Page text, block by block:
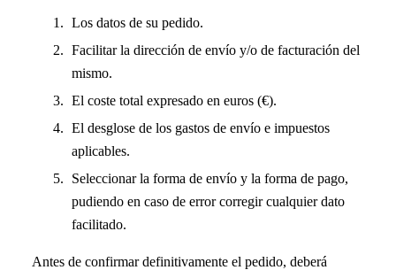
Los datos de su pedido.
Facilitar la dirección de envío y/o de facturación del
mismo.
El coste total expresado en euros (€).
El desglose de los gastos de envío e impuestos
aplicables.
Seleccionar la forma de envío y la forma de pago,
pudiendo en caso de error corregir cualquier dato
facilitado.
Antes de confirmar definitivamente el pedido, deberá